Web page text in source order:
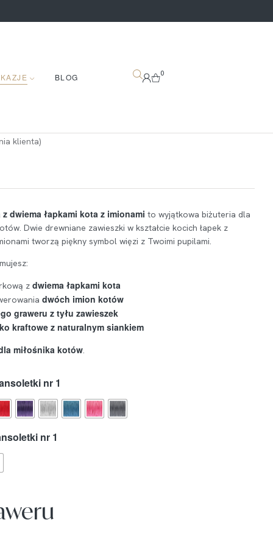
BLOG 0
klienta)
dwiema łapkami kota z imionami to wyjątkowa biżuteria dla
Dwie drewniane zawieszki w kształcie kocich łapek z
tworzą piękny symbol więzi z Twoimi pupilami.
zdwiema łapkami kota
dwóch imion kotów
graweru z tyłu zawieszek
kraftowe z naturalnym siankiem
miłośnika kotów
nr 1
nr 1